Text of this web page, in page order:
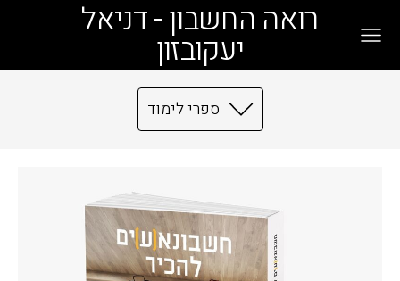
רואה החשבון - דניאל
יעקובזון
ספרי לימוד